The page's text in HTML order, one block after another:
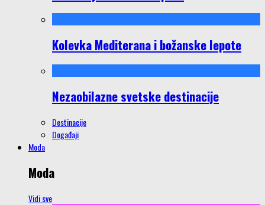
Kolevka Mediterana i božanske lepote
Nezaobilazne svetske destinacije
Destinacije
Događaji
Moda
Moda
Vidi sve